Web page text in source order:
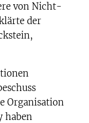
von Nicht-
der
Organisation
haben